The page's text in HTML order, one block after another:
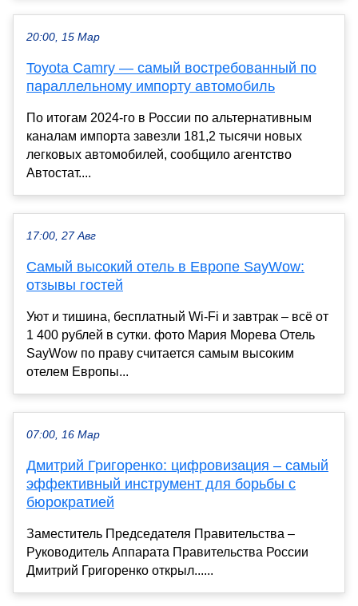
20:00, 15 Мар
Toyota Camry — самый востребованный по
параллельному импорту автомобиль
По итогам 2024-го в России по альтернативным
каналам импорта завезли 181,2 тысячи новых
легковых автомобилей, сообщило агентство
Автостат....
17:00, 27 Авг
Самый высокий отель в Европе SayWow:
отзывы гостей
Уют и тишина, бесплатный Wi-Fi и завтрак – всё от
1 400 рублей в сутки. фото Мария Морева Отель
SayWow по праву считается самым высоким
отелем Европы...
07:00, 16 Мар
Дмитрий Григоренко: цифровизация – самый
эффективный инструмент для борьбы с
бюрократией
Заместитель Председателя Правительства –
Руководитель Аппарата Правительства России
Дмитрий Григоренко открыл......